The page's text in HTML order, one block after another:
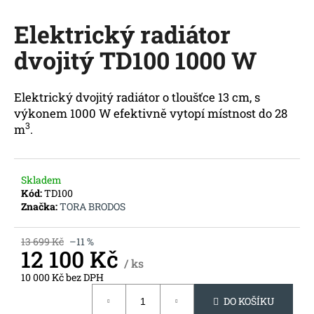
Elektrický radiátor
dvojitý TD100 1000 W
Elektrický dvojitý radiátor o tloušťce 13 cm, s
výkonem 1000 W efektivně vytopí místnost do 28
m3.
Skladem
Kód:TD100
Značka:TORA BRODOS
13 699 Kč –11 %
12 100 Kč / ks
10 000 Kč bez DPH
DO KOŠÍKU
A
j
í
t
?
HLEDAT
D
o
p
o